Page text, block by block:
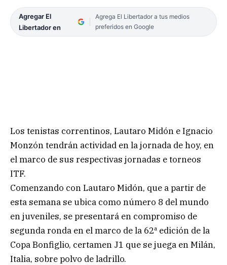
Agregar El
Libertador en
Agrega El Libertador a tus medios
preferidos en Google
Los tenistas correntinos, Lautaro Midón e Ignacio
Monzón tendrán actividad en la jornada de hoy, en
el marco de sus respectivas jornadas e torneos
ITF.
Comenzando con Lautaro Midón, que a partir de
esta semana se ubica como número 8 del mundo
en juveniles, se presentará en compromiso de
segunda ronda en el marco de la 62ª edición de la
Copa Bonfiglio, certamen J1 que se juega en Milán,
Italia, sobre polvo de ladrillo.